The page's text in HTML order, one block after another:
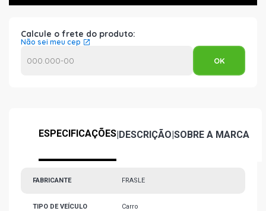
Calcule o frete do produto:
Não sei meu cep
ESPECIFICAÇÕES|DESCRIÇÃO|SOBRE A MARCA
FABRICANTE FRASLE
TIPO DE VEÍCULO Carro